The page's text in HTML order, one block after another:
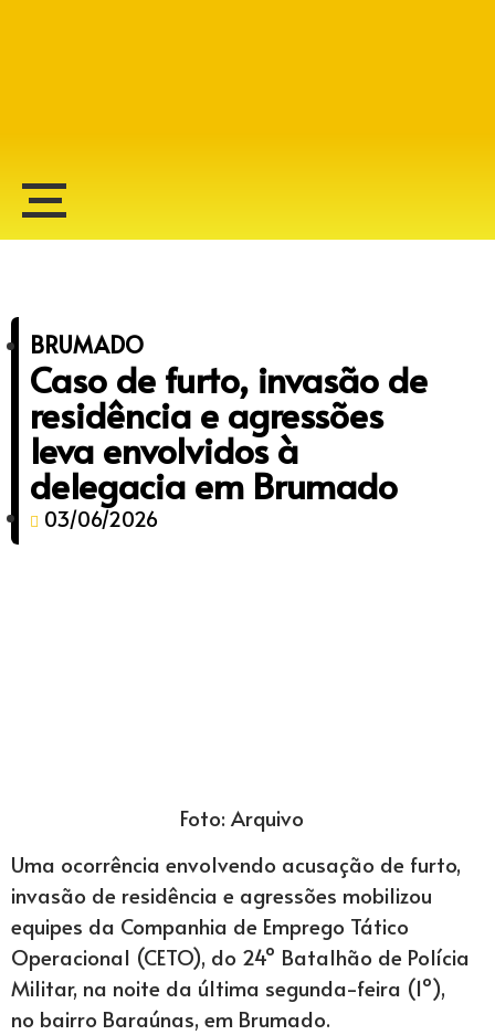
BRUMADO
Caso de furto, invasão de
residência e agressões
leva envolvidos à
delegacia em Brumado
03/06/2026
Foto: Arquivo
Uma ocorrência envolvendo acusação de furto,
invasão de residência e agressões mobilizou
equipes da Companhia de Emprego Tático
Operacional (CETO), do 24º Batalhão de Polícia
Militar, na noite da última segunda-feira (1º),
no bairro Baraúnas, em Brumado.